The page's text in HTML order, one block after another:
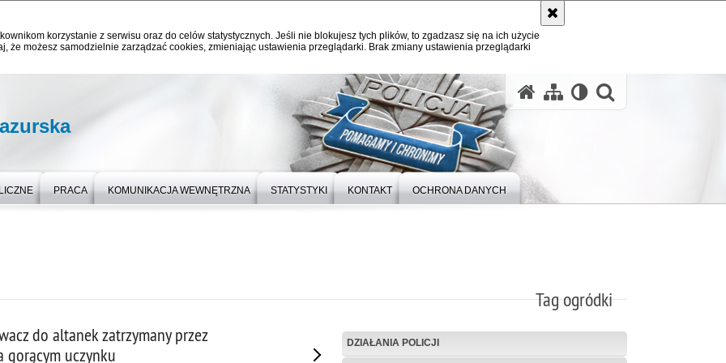
korzystanie z serwisu oraz do celów statystycznych. Jeśli nie blokujesz tych plików, to zgadzasz się na ich użycie
że możesz samodzielnie zarządzać cookies, zmieniając ustawienia przeglądarki. Brak zmiany ustawienia przeglądarki
PRACA KOMUNIKACJA WEWNĘTRZNA STATYSTYKI KONTAKT OCHRONA DANYCH
Tag ogródki
DZIAŁANIA POLICJI
do altanek zatrzymany przez
uczynku